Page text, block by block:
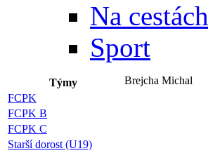
Na cestách
Sport
Týmy
FCPK
FCPK B
FCPK C
Starší dorost (U19)
Brejcha Michal